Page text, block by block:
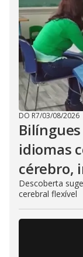
DO R7/03/08/2026
idiomas
cérebro,
Descoberta
cerebral flexível